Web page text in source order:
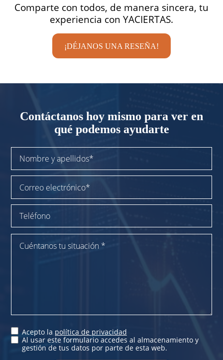
Comparte con todos, de manera sincera, tu
experiencia con YACIERTAS.
¡DÉJANOS UNA RESEÑA!
Contáctanos hoy mismo para ver en
qué podemos ayudarte
Acepto la política de privacidad
Al usar este formulario accedes al almacenamiento y
gestión de tus datos por parte de esta web.